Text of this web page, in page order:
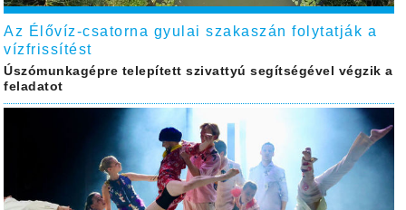
Az Élővíz-csatorna gyulai szakaszán folytatják a
vízfrissítést
Úszómunkagépre telepített szivattyú segítségével végzik a
feladatot